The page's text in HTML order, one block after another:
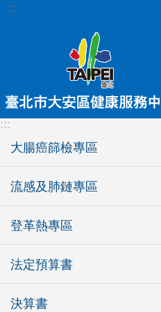
跳到主要內容區塊
:::
:::
大腸癌篩檢專區
流感及肺鏈專區
登革熱專區
法定預算書
決算書